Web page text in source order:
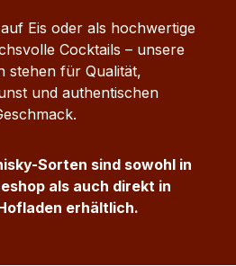
Eis oder als hochwertige
Cocktails – unsere
stehen für Qualität,
und authentischen
Sorten sind sowohl in
als auch direkt in
erhältlich.